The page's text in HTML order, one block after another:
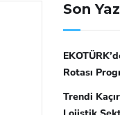
Son
Rotası
Trendi